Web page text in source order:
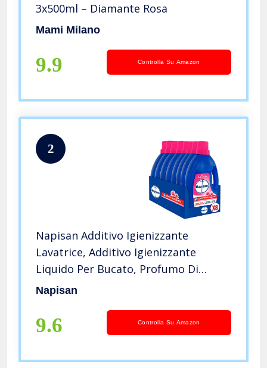
3x500ml – Diamante Rosa
Mami Milano
9.9 Controlla Su Amazon
2
Napisan Additivo Igienizzante
Lavatrice, Additivo Igienizzante
Liquido Per Bucato, Profumo Di
Primavera, 9.6 Litri, 8 Confezioni Da
Napisan
9.6 Controlla Su Amazon